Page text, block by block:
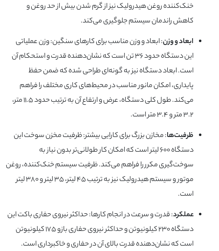
خنک‌کننده روغن هیدرولیک نیز از گرم شدن بیش از حد روغن و
کاهش راندمان سیستم جلوگیری می‌کند.
ابعاد و وزن: ابعاد و وزن مناسب برای کارهای سنگین: وزن عملیاتی
این دستگاه حدود ۳۶ تن است که نشان‌دهنده قدرت و استحکام آن
است. ابعاد دستگاه نیز به گونه‌ای طراحی شده که ضمن حفظ
پایداری، امکان مانور مناسب در محیط‌های کاری مختلف را فراهم
می‌کند. طول کلی دستگاه، عرض و ارتفاع آن به ترتیب حدود ۱۱.۵ متر،
۳.۲ متر و ۳.۴ متر است.
ظرفیت‌ها: مخازن بزرگ برای کارایی بیشتر: ظرفیت مخزن سوخت این
دستگاه ۶۰۰ لیتر است که امکان کار طولانی‌تر بدون نیاز به
سوخت‌گیری مکرر را فراهم می‌کند. ظرفیت سیستم خنک‌کننده، روغن
موتور و سیستم هیدرولیک نیز به ترتیب ۴۵ لیتر، ۳۵ لیتر و ۳۸۰ لیتر
است.
عملکرد: قدرت و سرعت در انجام کارها: حداکثر نیروی حفاری باکت این
دستگاه ۲۳۰ کیلونیوتن و حداکثر نیروی حفاری بازو ۱۷۵ کیلونیوتن
است که نشان‌دهنده قدرت بالای آن در حفاری و خاکبرداری است.